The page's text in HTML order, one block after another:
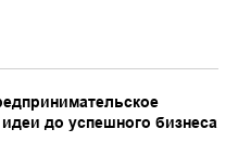
до успешного бизнеса